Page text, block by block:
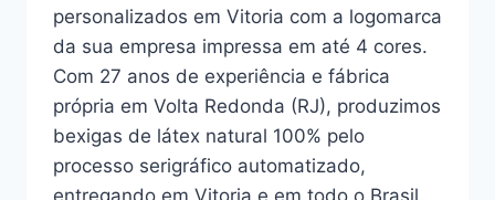
personalizados em Vitoria com a logomarca
da sua empresa impressa em até 4 cores.
Com 27 anos de experiência e fábrica
própria em Volta Redonda (RJ), produzimos
bexigas de látex natural 100% pelo
processo serigráfico automatizado,